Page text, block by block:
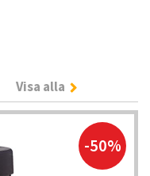
Visa alla
-50%